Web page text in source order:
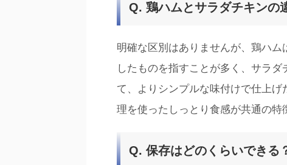
Q. 鶏ハムとサラダチキンの
明確な区別はありませんが、鶏ハ
したものを指すことが多く、サラ
て、よりシンプルな味付けで仕上
理を使ったしっとり食感が共通の特
Q. 保存はどのくらいできる